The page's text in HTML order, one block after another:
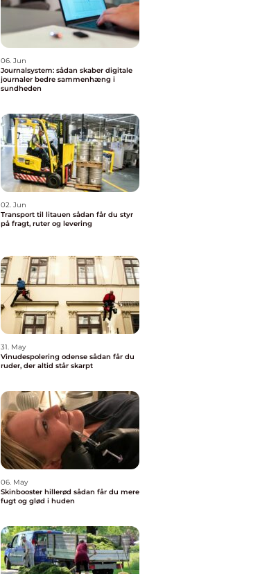
06. Jun
Journalsystem: sådan skaber digitale
journaler bedre sammenhæng i
sundheden
02. Jun
Transport til litauen sådan får du styr
på fragt, ruter og levering
31. May
Vinudespolering odense sådan får du
ruder, der altid står skarpt
06. May
Skinbooster hillerød sådan får du mere
fugt og glød i huden